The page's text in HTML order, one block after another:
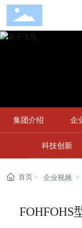
营销服务
联系我们
集团介绍 企
科技创新
首页 企业视频
FOHFOHS